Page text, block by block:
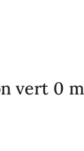
vert 0